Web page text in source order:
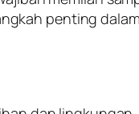
penting